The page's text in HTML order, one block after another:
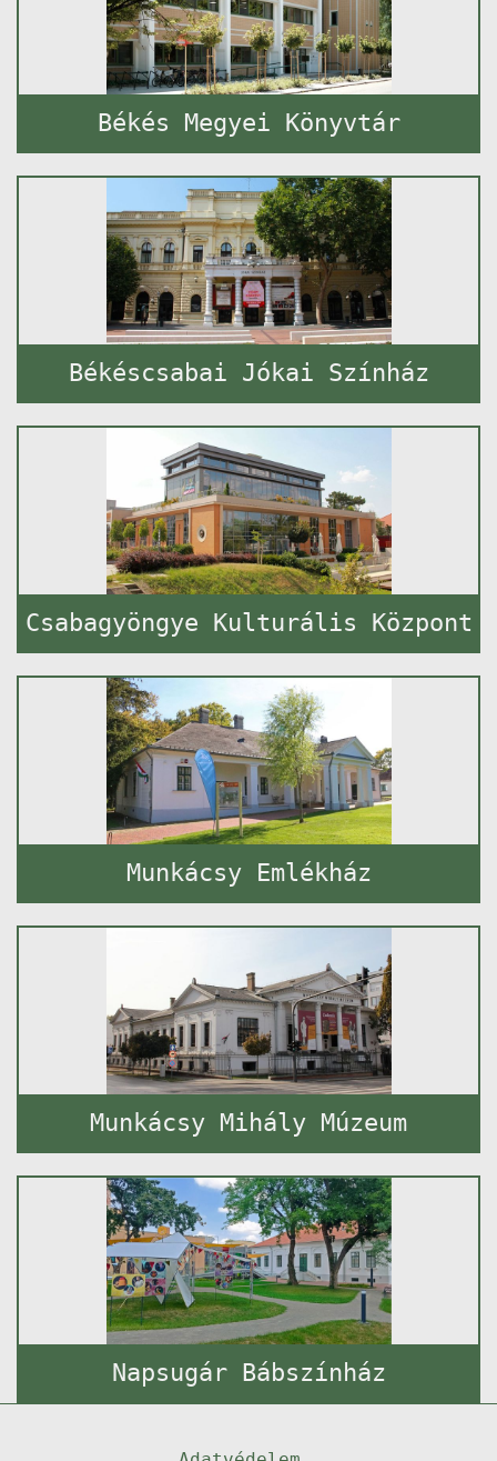
Békés Megyei Könyvtár
Békéscsabai Jókai Színház
Csabagyöngye Kulturális Központ
Munkácsy Emlékház
Munkácsy Mihály Múzeum
Napsugár Bábszínház